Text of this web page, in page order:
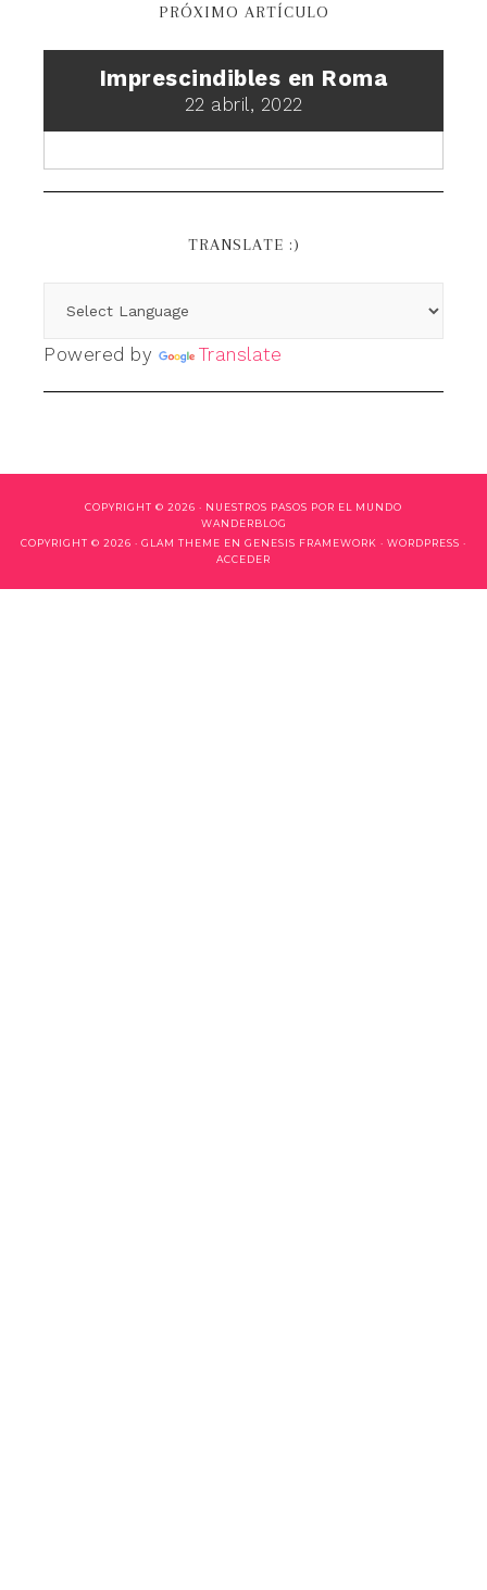
PRÓXIMO ARTÍCULO
Imprescindibles en Roma
22 abril, 2022
TRANSLATE :)
Powered by Translate
COPYRIGHT © 2026 · NUESTROS PASOS POR EL MUNDO
WANDERBLOG
COPYRIGHT © 2026 · GLAM THEME EN GENESIS FRAMEWORK · WORDPRESS ·
ACCEDER